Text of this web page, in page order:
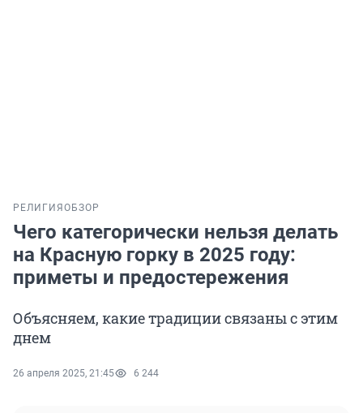
РЕЛИГИЯ ОБЗОР
Чего категорически нельзя делать
на Красную горку в 2025 году:
приметы и предостережения
Объясняем, какие традиции связаны с этим
днем
26 апреля 2025, 21:45 6 244